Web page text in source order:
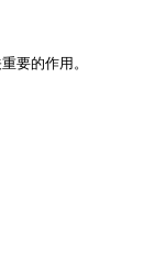
要的作用。